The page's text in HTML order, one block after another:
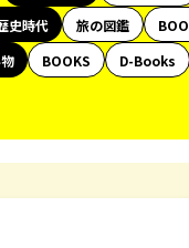
史時代 旅の図鑑
BOOKS
D-Books